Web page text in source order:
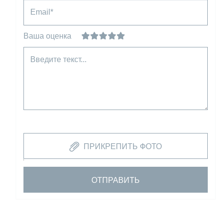
Email*
Ваша оценка
Введите текст...
ПРИКРЕПИТЬ ФОТО
ОТПРАВИТЬ